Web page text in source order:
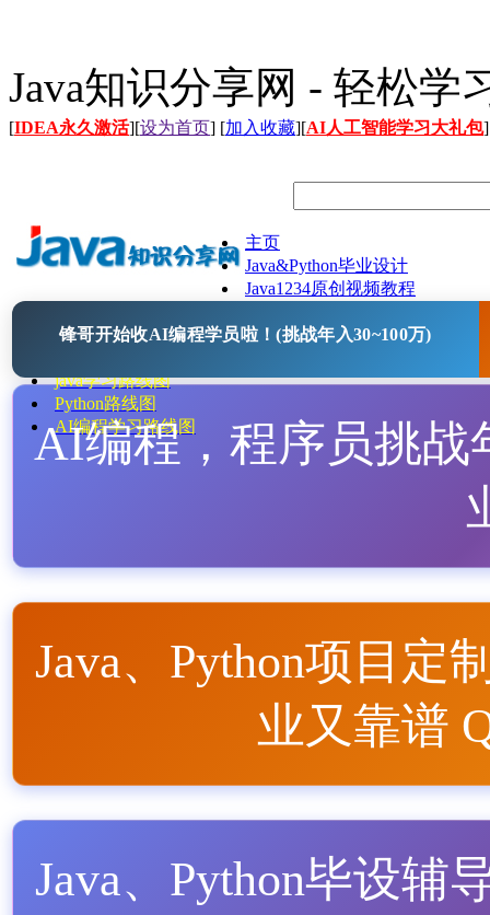
Java知识分享网 - 轻松学
[IDEA永久激活][设为首页] [加入收藏][AI人工智能学习大礼包]
主页
Java&Python毕业设计
Java1234原创视频教程
Java开源项目
java学习路线图
Python路线图
AI编程学习路线图
锋哥开始收AI编程学员啦！(挑战年入30~100万)
AI编程，程序员挑战
Java、Python项目定
业又靠谱
Java、Python毕设辅